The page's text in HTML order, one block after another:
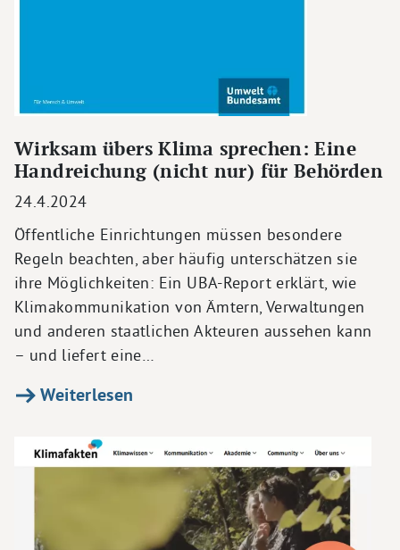
Wirksam übers Klima sprechen: Eine
Handreichung (nicht nur) für Behörden
24.4.2024
Öffentliche Einrichtungen müssen besondere
Regeln beachten, aber häufig unterschätzen sie
ihre Möglichkeiten: Ein UBA-Report erklärt, wie
Klimakommunikation von Ämtern, Verwaltungen
und anderen staatlichen Akteuren aussehen kann
– und liefert eine…
Weiterlesen